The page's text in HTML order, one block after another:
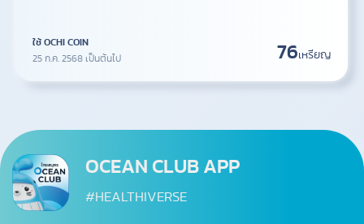
ใช้ OCHI COIN
25 ก.ค. 2568 เป็นต้นไป
76เหรียญ
OCEAN CLUB APP
#HEALTHIVERSE